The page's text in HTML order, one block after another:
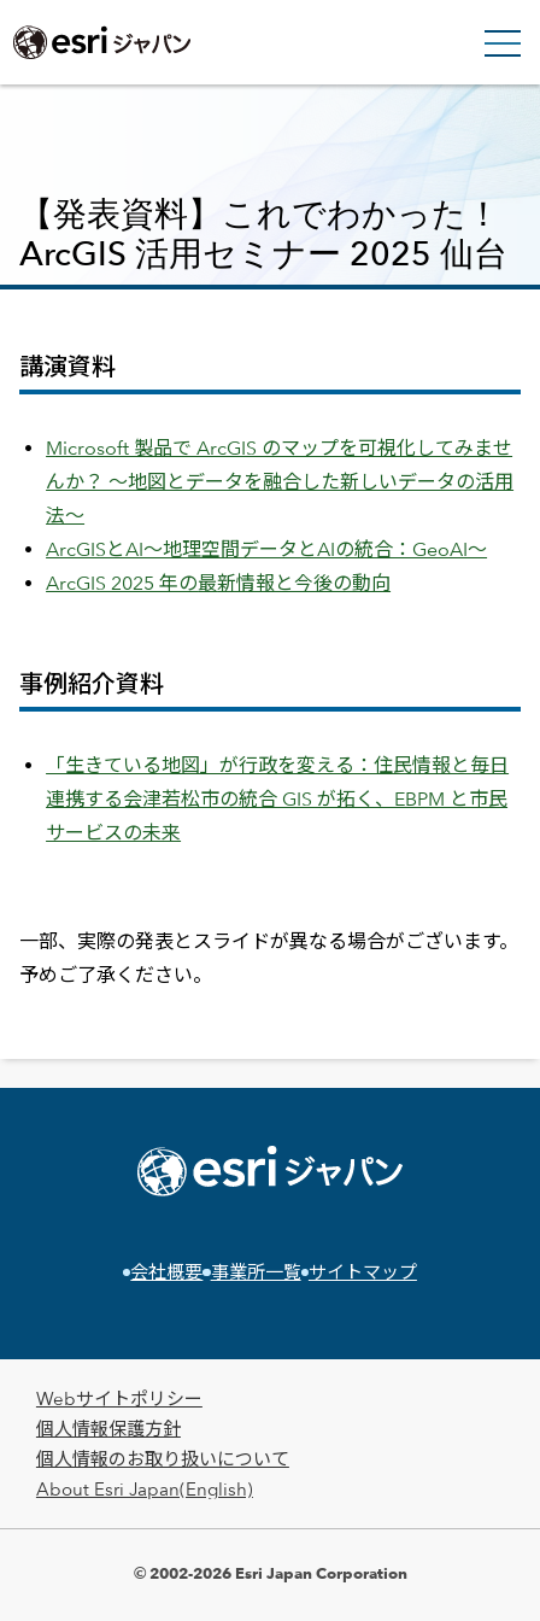
【発表資料】これでわかった！
ArcGIS 活用セミナー 2025 仙台
講演資料
Microsoft 製品で ArcGIS のマップを可視化してみませ
んか？ ～地図とデータを融合した新しいデータの活用
法～
ArcGISとAI～地理空間データとAIの統合：GeoAI～
ArcGIS 2025 年の最新情報と今後の動向
事例紹介資料
「生きている地図」が行政を変える：住民情報と毎日
連携する会津若松市の統合 GIS が拓く、EBPM と市民
サービスの未来
一部、実際の発表とスライドが異なる場合がございます。
予めご了承ください。
会社概要 事業所一覧 サイトマップ
Webサイトポリシー
個人情報保護方針
個人情報のお取り扱いについて
About Esri Japan(English)
© 2002-2026 Esri Japan Corporation